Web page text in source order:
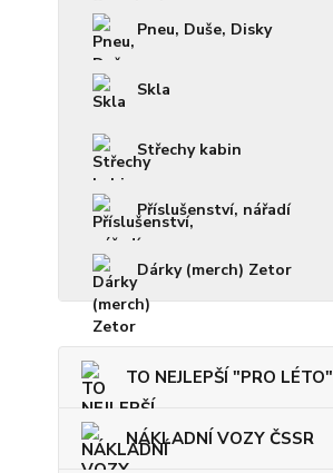
Pneu, Duše, Disky
Skla
Střechy kabin
Příslušenství, nářadí
Dárky (merch) Zetor
TO NEJLEPŠÍ "PRO LÉTO"
NÁKLADNÍ VOZY ČSSR